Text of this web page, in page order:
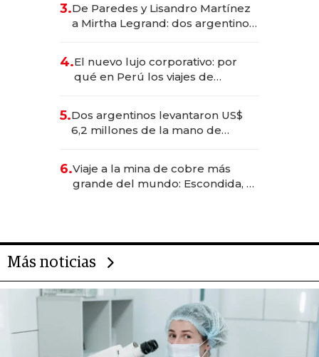
las marcas "fast premium"
3.De Paredes y Lisandro Martínez
a Mirtha Legrand: dos argentinos
4.El nuevo lujo corporativo: por
qué en Perú los viajes de
para convertirse en experiencias
transformadoras
5.Dos argentinos levantaron US$
6,2 millones de la mano de
6.Viaje a la mina de cobre más
grande del mundo: Escondida, el
Más noticias